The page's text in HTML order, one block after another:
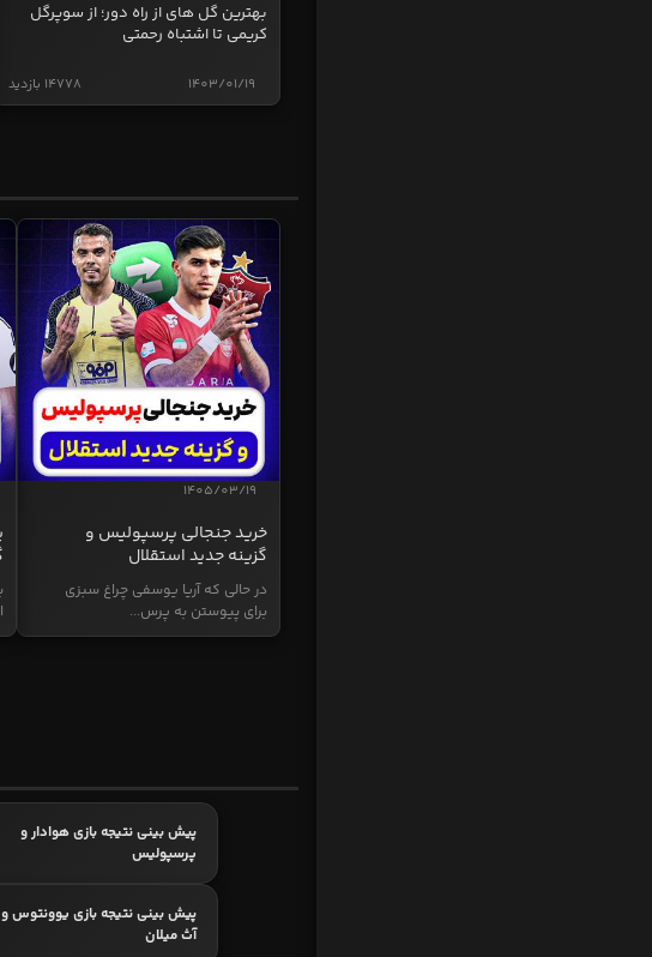
بهترین گل های از راه دور؛ از سوپرگل
کریمی تا اشتباه رحمتی
14778 بازدید 1403/01/19
1405/03/19
خرید جنجالی پرسپولیس و
گزینه جدید استقلال
در حالی که آریا یوسفی چراغ سبزی
برای پیوستن به پرس...
پیش بینی نتیجه بازی هوادار و
پرسپولیس
پیش بینی نتیجه بازی یوونتوس و
آث میلان